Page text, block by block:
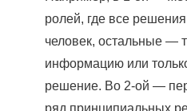
ролей, где все
человек, остальные —
информацию или
решение. Во 2-ой ―
ряд принципиальных